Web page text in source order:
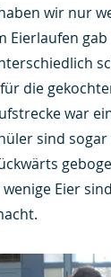
wir nur
Eierlaufen
die
war
sind
Eier